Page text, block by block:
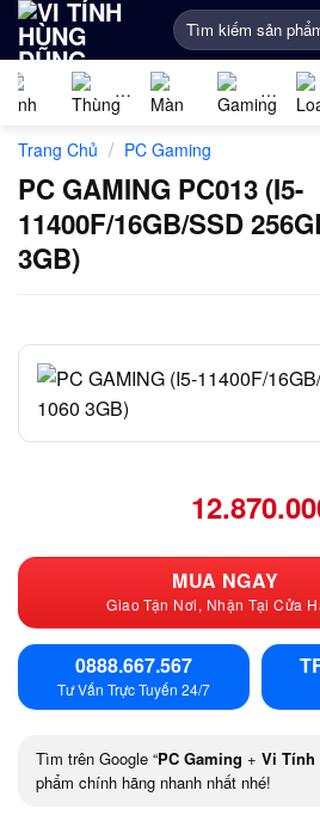
Bỏ
qua
nội
dung
Tìm
kiếm:
kiện
máy
tính
Gaming
Hình
Máy
Tính
Trang Chủ / PC Gaming
PC GAMING PC013 (I5-
11400F/16GB/SSD
3GB)
MUA NGAY
Giao Tận Nơi, Nhận Tại Cửa
0888.667.567
Tư Vấn Trực Tuyến 24/7
Tìm trên Google “PC Gaming + Vi Tính
phẩm chính hãng nhanh nhất nhé!